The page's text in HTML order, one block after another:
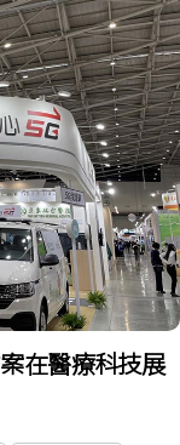
在醫療科技展